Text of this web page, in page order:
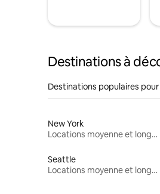
Destinations à
Destinations populaires
New York
Locations moyenne et longue durée
Seattle
Locations moyenne et longue durée